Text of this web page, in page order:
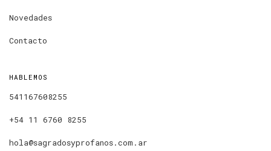
Novedades
Contacto
HABLEMOS
541167608255
+54 11 6760 8255
hola@sagradosyprofanos.com.ar